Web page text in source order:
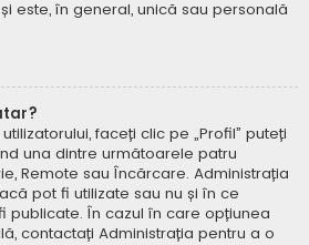
este, în general, unică sau personală
faceți clic pe „Profil” puteți
una dintre următoarele patru
Remote sau Încărcare. Administrația
pot fi utilizate sau nu și în ce
publicate. În cazul în care opțiunea
contactați Administrația pentru a o